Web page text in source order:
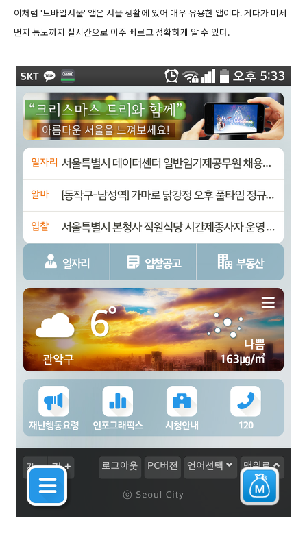
이처럼 '모바일서울' 앱은 서울 생활에 있어 매우 유용한 앱이다. 게다가 미세
먼지 농도까지 실시간으로 아주 빠르고 정확하게 알 수 있다.